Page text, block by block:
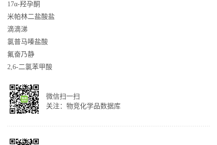
17α-羟孕酮
米帕林二盐酸盐
滴滴涕
氯普马嗪盐酸
氟奋乃静
2,6-二氯苯甲酸
微信扫一扫
关注：物竞化学品数据库